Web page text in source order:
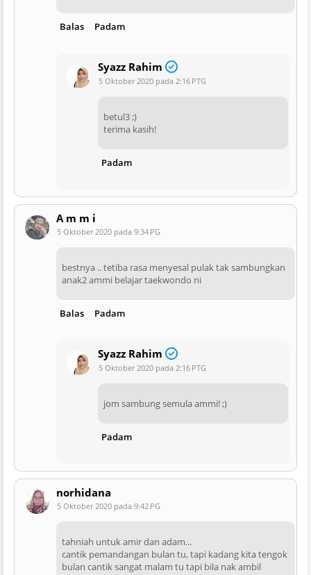
Balas Padam
Syazz Rahim
5 Oktober 2020 pada 2:16 PTG
betul3 ;)
terima kasih!
Padam
A m m i
5 Oktober 2020 pada 9:34 PG
bestnya .. tetiba rasa menyesal pulak tak sambungkan
anak2 ammi belajar taekwondo ni
Balas Padam
Syazz Rahim
5 Oktober 2020 pada 2:16 PTG
jom sambung semula ammi! ;)
Padam
norhidana
5 Oktober 2020 pada 9:42 PG
tahniah untuk amir dan adam...
cantik pemandangan bulan tu, tapi kadang kita tengok
bulan cantik sangat malam tu tapi bila nak ambil